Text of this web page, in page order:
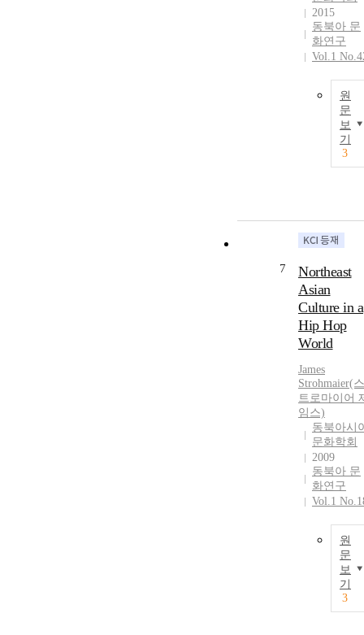
2015
동북아 문
화연구
Vol.1
원
문
보
기
3
7
Northeast
Asian
Culture in a
Hip Hop
World
James
Strohmaier(스
트로마이어
임스)
동북아시
문화학회
2009
동북아 문
화연구
Vol.1
원
문
보
기
3